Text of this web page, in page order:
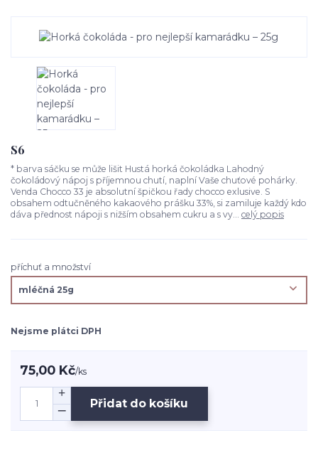
S6
* barva sáčku se může lišit Hustá horká čokoládka Lahodný
čokoládový nápoj s příjemnou chutí, naplní Vaše chuťové pohárky.
Venda Chocco 33 je absolutní špičkou řady chocco exlusive. S
obsahem odtučněného kakaového prášku 33%, si zamiluje každý kdo
dáva přednost nápoji s nižším obsahem cukru a s vy... celý popis
příchuť a množství
Nejsme plátci DPH
75,00 Kč/ks
Přidat do košíku